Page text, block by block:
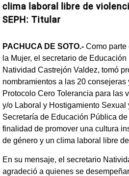
clima laboral libre de
SEPH: Titular
PACHUCA DE SOTO.- Como
la Mujer, el secretario de
Natividad Castrejón Valdez, tomó
nombramientos a las 20 consejeras
Protocolo Cero Tolerancia para las
y/o Laboral y Hostigamiento Sexual
Secretaría de Educación Pública
finalidad de promover una cultura
de género y un clima laboral libre
En su mensaje, el secretario
agradeció a quienes se